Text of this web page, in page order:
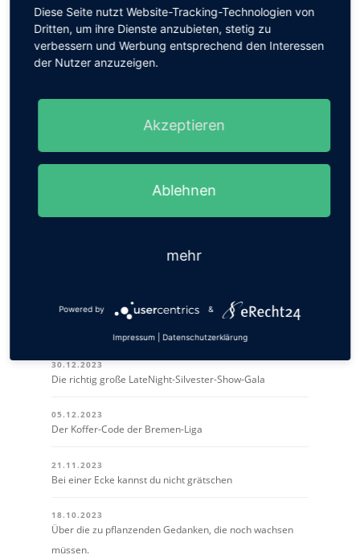
SUCHEN
30.12.2023
Die richtig große LateNight-Silvester-Show-Gala
05.12.2023
Der Koffer-Code der Bremen-Liga
21.11.2023
Bei einer Ecke kannst du nicht grätschen
18.10.2023
Über die zu pflanzenden Gedanken, die noch wachsen
müssen.
Diese Seite nutzt Website-Tracking-Technologien von
Dritten, um ihre Dienste anzubieten, stetig zu
verbessern und Werbung entsprechend den Interessen
der Nutzer anzuzeigen.
Akzeptieren
Ablehnen
mehr
Powered by &
Impressum Datenschutzerklärung